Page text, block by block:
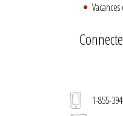
1-855-